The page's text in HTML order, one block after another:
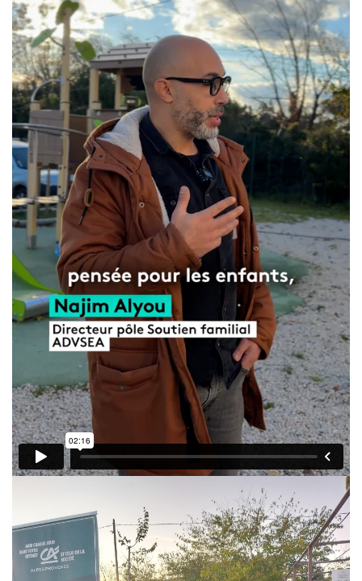
Conseil d’administration
Le siège
Son équipe
Ses locaux
Son histoire
Ses missions, son objet
Rapports d’activité
Les Pôles
Pôle Socio-­Éducatif
Service de Prévention spécialisée territorialisée
Pôle Milieu Ouvert
SIE
AEMO